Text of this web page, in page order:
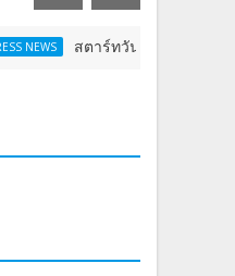
สตาร์ทวันนี้ - 9 ส.ค.Franchise